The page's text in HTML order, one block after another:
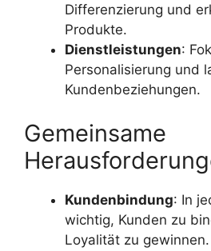
Differenzierung und
Produkte.
Dienstleistungen:
Personalisierung und
Kundenbeziehungen.
Gemeinsame
Kundenbindung: In
wichtig, Kunden zu
Loyalität zu gewinnen.